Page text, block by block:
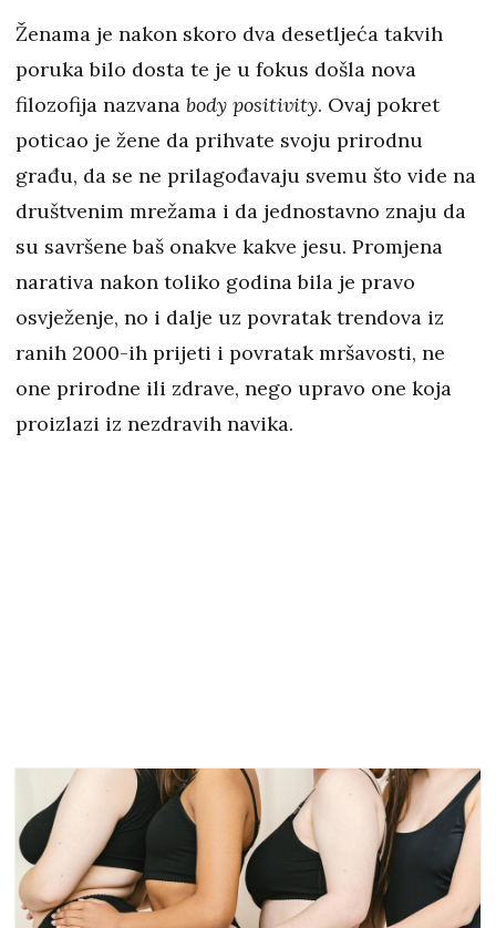
Ženama je nakon skoro dva desetljeća takvih
poruka bilo dosta te je u fokus došla nova
filozofija nazvana body positivity. Ovaj pokret
poticao je žene da prihvate svoju prirodnu
građu, da se ne prilagođavaju svemu što vide na
društvenim mrežama i da jednostavno znaju da
su savršene baš onakve kakve jesu. Promjena
narativa nakon toliko godina bila je pravo
osvježenje, no i dalje uz povratak trendova iz
ranih 2000-ih prijeti i povratak mršavosti, ne
one prirodne ili zdrave, nego upravo one koja
proizlazi iz nezdravih navika.